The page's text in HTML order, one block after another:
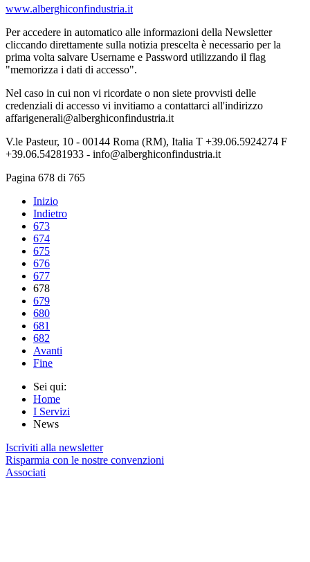
www.alberghiconfindustria.it
Per accedere in automatico alle informazioni della Newsletter
cliccando direttamente sulla notizia prescelta è necessario per la
prima volta salvare Username e Password utilizzando il flag
"memorizza i dati di accesso".
Nel caso in cui non vi ricordate o non siete provvisti delle
credenziali di accesso vi invitiamo a contattarci all'indirizzo
affarigenerali@alberghiconfindustria.it
V.le Pasteur, 10 - 00144 Roma (RM), Italia T +39.06.5924274 F
+39.06.54281933 - info@alberghiconfindustria.it
Pagina 678 di 765
Inizio
Indietro
673
674
675
676
677
678
679
680
681
682
Avanti
Fine
Sei qui:
Home
I Servizi
News
Iscriviti alla newsletter
Risparmia con le nostre convenzioni
Associati